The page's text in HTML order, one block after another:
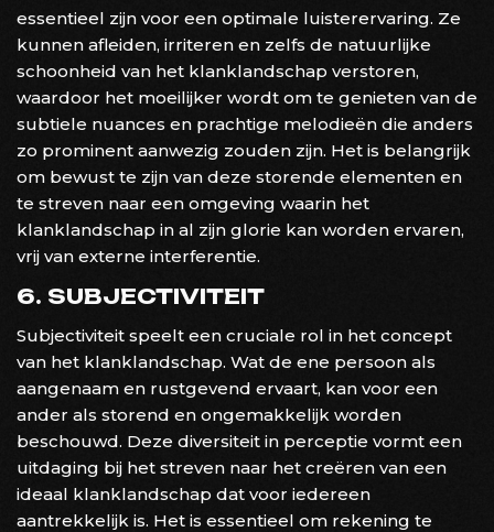
essentieel zijn voor een optimale luisterervaring. Ze
kunnen afleiden, irriteren en zelfs de natuurlijke
schoonheid van het klanklandschap verstoren,
waardoor het moeilijker wordt om te genieten van de
subtiele nuances en prachtige melodieën die anders
zo prominent aanwezig zouden zijn. Het is belangrijk
om bewust te zijn van deze storende elementen en
te streven naar een omgeving waarin het
klanklandschap in al zijn glorie kan worden ervaren,
vrij van externe interferentie.
6. SUBJECTIVITEIT
Subjectiviteit speelt een cruciale rol in het concept
van het klanklandschap. Wat de ene persoon als
aangenaam en rustgevend ervaart, kan voor een
ander als storend en ongemakkelijk worden
beschouwd. Deze diversiteit in perceptie vormt een
uitdaging bij het streven naar het creëren van een
ideaal klanklandschap dat voor iedereen
aantrekkelijk is. Het is essentieel om rekening te